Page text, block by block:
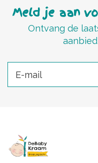
Meld je aan
Ontvang de